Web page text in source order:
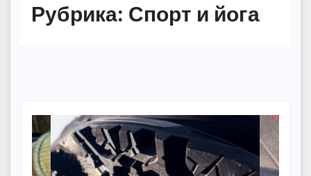
Рубрика: Спорт и йога